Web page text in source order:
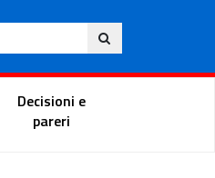
Ita
Decisioni e
pareri